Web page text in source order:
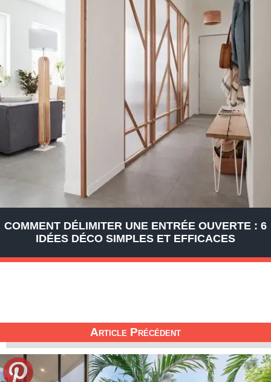
COMMENT DÉLIMITER UNE ENTRÉE OUVERTE : 6
IDÉES DÉCO SIMPLES ET EFFICACES
Article Précédent